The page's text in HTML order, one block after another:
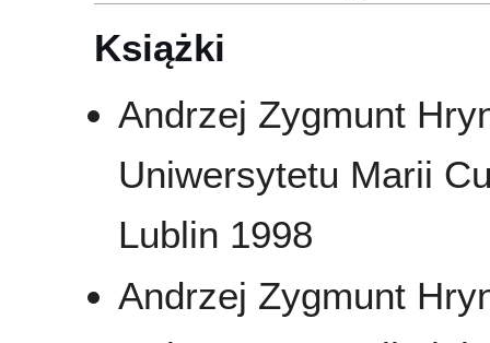
Książki
Andrzej Zygmunt
Uniwersytetu Marii
Lublin 1998
Andrzej Zygmunt